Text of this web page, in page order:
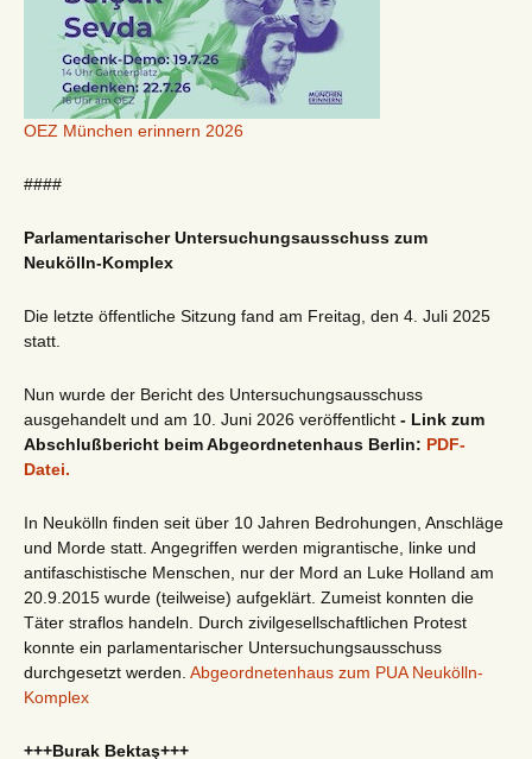
OEZ München erinnern 2026
####
Parlamentarischer Untersuchungsausschuss zum
Neukölln-Komplex
Die letzte öffentliche Sitzung fand am Freitag, den 4. Juli 2025
statt.
Nun wurde der Bericht des Untersuchungsausschuss
ausgehandelt und am 10. Juni 2026 veröffentlicht - Link zum
Abschlußbericht beim Abgeordnetenhaus Berlin: PDF-
Datei.
In Neukölln finden seit über 10 Jahren Bedrohungen, Anschläge
und Morde statt. Angegriffen werden migrantische, linke und
antifaschistische Menschen, nur der Mord an Luke Holland am
20.9.2015 wurde (teilweise) aufgeklärt. Zumeist konnten die
Täter straflos handeln. Durch zivilgesellschaftlichen Protest
konnte ein parlamentarischer Untersuchungsausschuss
durchgesetzt werden. Abgeordnetenhaus zum PUA Neukölln-
Komplex
+++Burak Bektaş+++